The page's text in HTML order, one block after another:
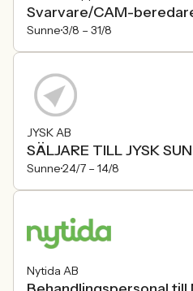
Svarvare/CAM-
Sunne3/8 – 31/8
JYSK AB
SÄLJARE TILL JYSK
Sunne24/7 – 14/8
Nytida AB